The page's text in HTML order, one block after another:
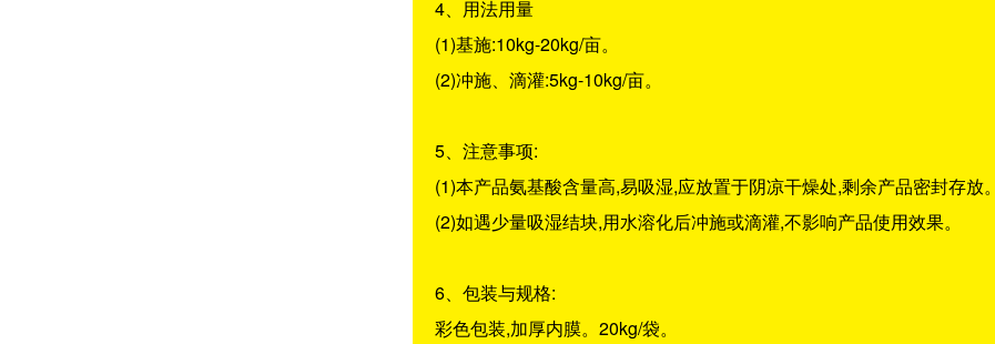
4、用法用量
(1)基施:10kg-20kg/亩。
(2)冲施、滴灌:5kg-10kg/亩。
5、注意事项:
(1)本产品氨基酸含量高,易吸湿,应放置于阴凉干燥处,剩余产品密封存放。
(2)如遇少量吸湿结块,用水溶化后冲施或滴灌,不影响产品使用效果。
6、包装与规格:
彩色包装,加厚内膜。20kg/袋。